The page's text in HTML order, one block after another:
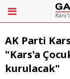
AK Parti
"Kars'a
kurulacak"